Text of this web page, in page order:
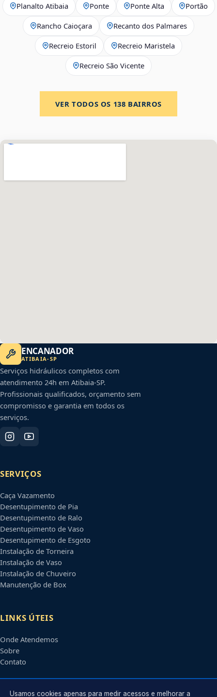
Planalto Atibaia Ponte Ponte Alta Portão
Rancho Caioçara Recanto dos Palmares
Recreio Estoril Recreio Maristela
Recreio São Vicente
VER TODOS OS 138 BAIRROS
ENCANADOR
ATIBAIA-SP
Serviços hidráulicos completos com
atendimento 24h em Atibaia-SP.
Profissionais qualificados, orçamento sem
compromisso e garantia em todos os
serviços.
SERVIÇOS
Caça Vazamento
Desentupimento de Pia
Desentupimento de Ralo
Desentupimento de Vaso
Desentupimento de Esgoto
Instalação de Torneira
Instalação de Vaso
Instalação de Chuveiro
Manutenção de Box
LINKS ÚTEIS
Onde Atendemos
Sobre
Contato
CONTATO
Usamos cookies apenas para medir acessos e melhorar a